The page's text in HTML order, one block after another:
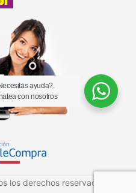
los derechos reservados
ayuda?.
con nosotros